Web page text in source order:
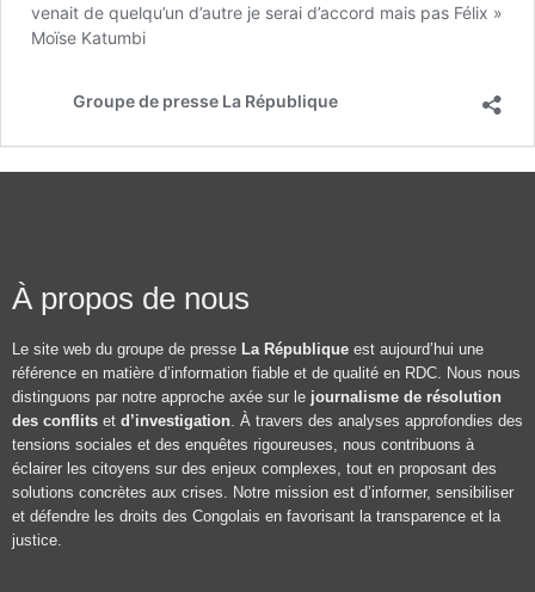
venait de quelqu’un d’autre je serai d’accord mais pas Félix »
Moïse Katumbi
Groupe de presse La République
À propos de nous
Le site web du groupe de presse La République est aujourd’hui une
référence en matière d’information fiable et de qualité en RDC. Nous nous
distinguons par notre approche axée sur le journalisme de résolution
des conflits et d’investigation. À travers des analyses approfondies des
tensions sociales et des enquêtes rigoureuses, nous contribuons à
éclairer les citoyens sur des enjeux complexes, tout en proposant des
solutions concrètes aux crises. Notre mission est d’informer, sensibiliser
et défendre les droits des Congolais en favorisant la transparence et la
justice.